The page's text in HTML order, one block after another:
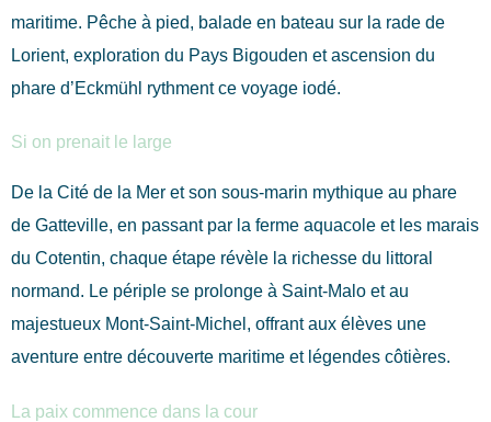
maritime. Pêche à pied, balade en bateau sur la rade de
Lorient, exploration du Pays Bigouden et ascension du
phare d’Eckmühl rythment ce voyage iodé.
Si on prenait le large
De la Cité de la Mer et son sous-marin mythique au phare
de Gatteville, en passant par la ferme aquacole et les marais
du Cotentin, chaque étape révèle la richesse du littoral
normand. Le périple se prolonge à Saint-Malo et au
majestueux Mont-Saint-Michel, offrant aux élèves une
aventure entre découverte maritime et légendes côtières.
La paix commence dans la cour